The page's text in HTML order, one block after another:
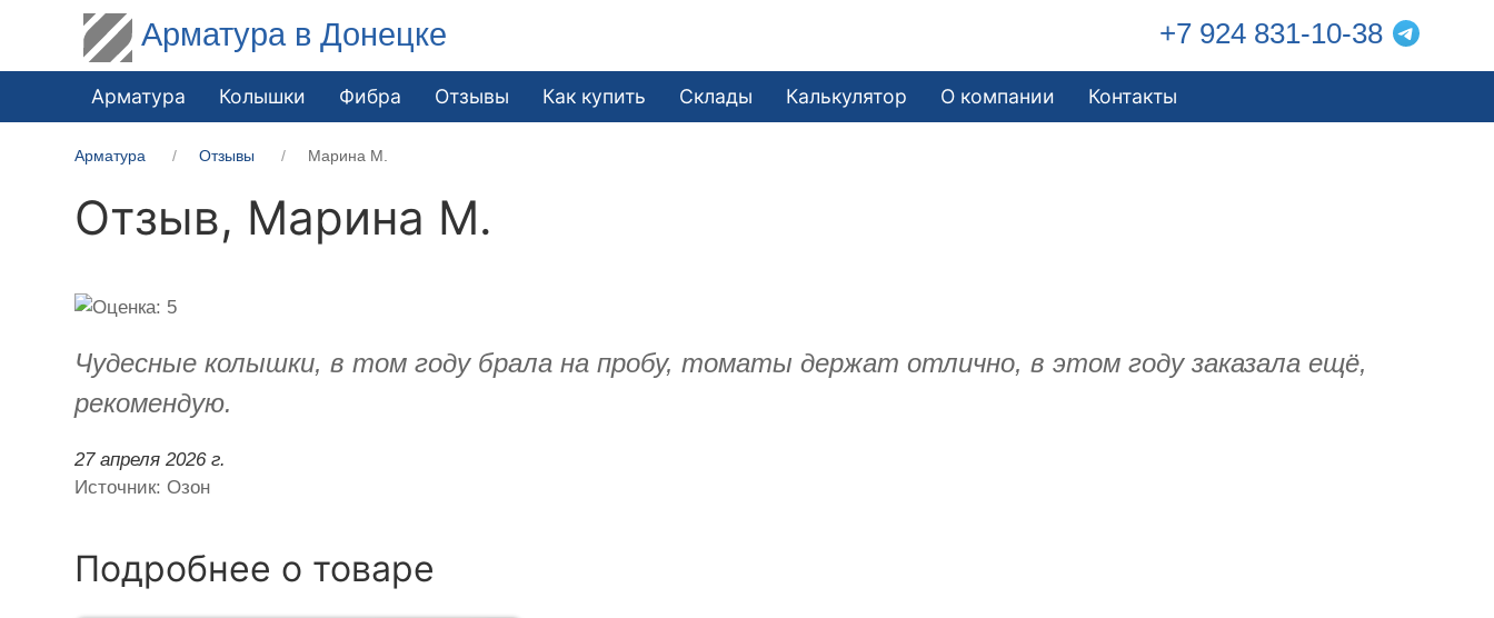
Арматура в Донецке +7 924 831-10-38
Арматура Колышки Фибра Отзывы Как купить Склады Калькулятор О компании Контакты
Арматура Отзывы Марина М.
Отзыв, Марина М.
Чудесные колышки, в том году брала на пробу, томаты держат отлично, в этом году заказала ещё,
рекомендую.
27 апреля 2026 г.
Источник: Озон
Подробнее о товаре